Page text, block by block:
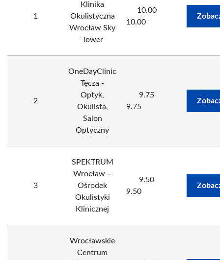
1
Klinika
Okulistyczna
Wrocław Sky
Tower
10.00
10.00
2
OneDayClinic
Tęcza -
Optyk,
Okulista,
Salon
Optyczny
9.75
9.75
3
SPEKTRUM
Wrocław –
Ośrodek
Okulistyki
Klinicznej
9.50
9.50
Wrocławskie
Centrum